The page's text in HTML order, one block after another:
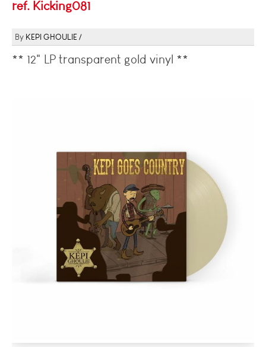
ref. Kicking081
KEPI GHOULIE
** 12" LP transparent gold vinyl **